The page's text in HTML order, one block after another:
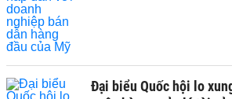
Đại biểu Quốc hội lo